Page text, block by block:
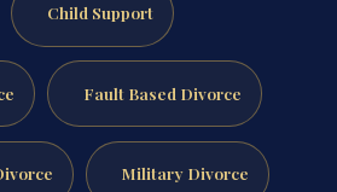
Child Support
Fault Based Divorce
Military Divorce